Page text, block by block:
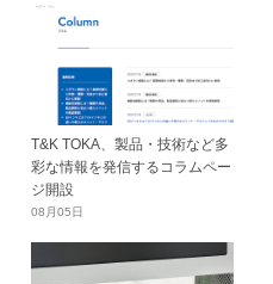
T&K TOKA、製品・技術など多
彩な情報を発信するコラムペー
ジ開設
08月05日